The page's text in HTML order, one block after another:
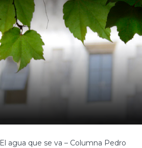
El agua que se va – Columna Pedro